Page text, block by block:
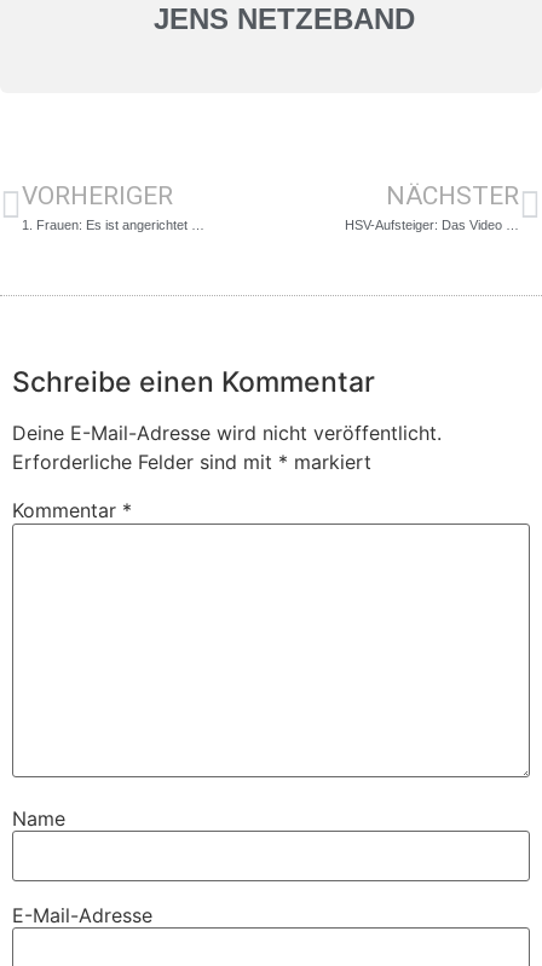
JENS NETZEBAND
VORHERIGER
1. Frauen: Es ist angerichtet …
NÄCHSTER
HSV-Aufsteiger: Das Video …
Schreibe einen Kommentar
Deine E-Mail-Adresse wird nicht veröffentlicht.
Erforderliche Felder sind mit * markiert
Kommentar *
Name
E-Mail-Adresse